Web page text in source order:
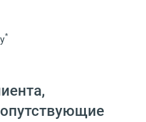
*